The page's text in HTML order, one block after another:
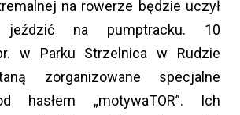
na rowerze będzie uczył
na pumptracku. 10
w Parku Strzelnica w Rudzie
zorganizowane specjalne
hasłem „motywaTOR”. Ich